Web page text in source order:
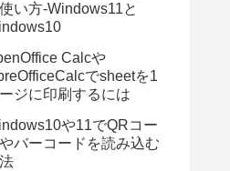
い方-Windows11と
Calcや
でsheetを1
ジに印刷するには
や11でQRコー
やバーコードを読み込む